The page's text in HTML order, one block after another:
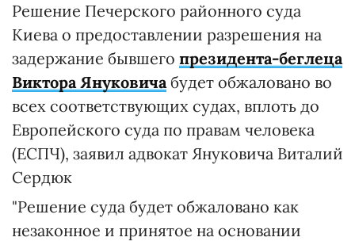
Решение Печерского районного суда
Киева о предоставлении разрешения на
задержание бывшего президента-беглеца
Виктора Януковича будет обжаловано во
всех соответствующих судах, вплоть до
Европейского суда по правам человека
(ЕСПЧ), заявил адвокат Януковича Виталий
Сердюк
"Решение суда будет обжаловано как
незаконное и принятое на основании